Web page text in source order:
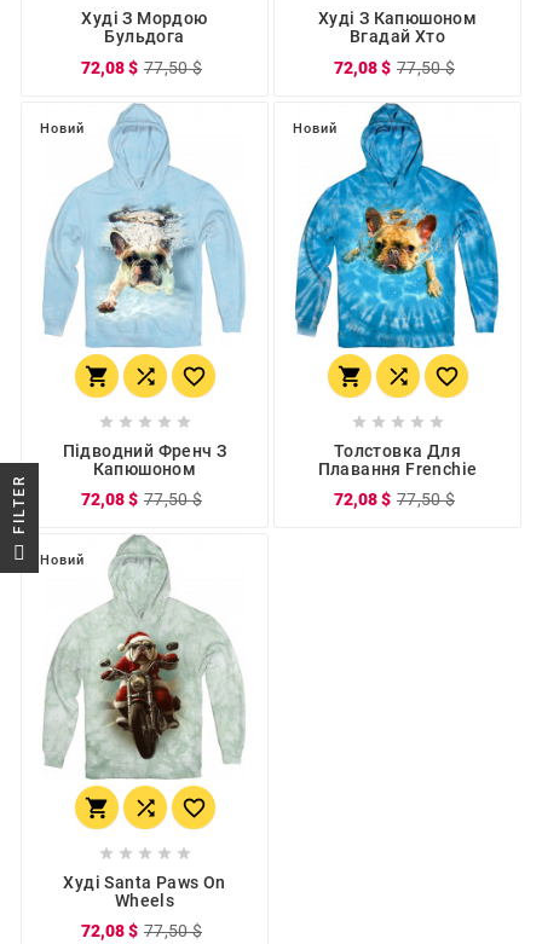
Худі З Мордою
Бульдога
72,08 $ 77,50 $
Худі З Капюшоном
Вгадай Хто
72,08 $ 77,50 $
Новий
  
    
Підводний Френч З
Капюшоном
72,08 $ 77,50 $
Новий
  
    
Толстовка Для
Плавання Frenchie
72,08 $ 77,50 $
Новий
  
    
Худі Santa Paws On
Wheels
72,08 $ 77,50 $
R